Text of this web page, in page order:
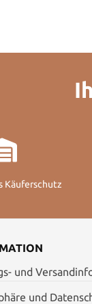
Käuferschutz
und
und